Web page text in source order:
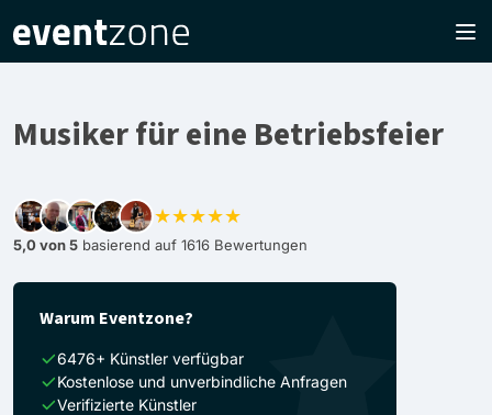
Musiker für eine Betriebsfeier
★★★★★
5,0 von 5 basierend auf 1616 Bewertungen
Warum Eventzone?
6476+ Künstler verfügbar
Kostenlose und unverbindliche Anfragen
Verifizierte Künstler